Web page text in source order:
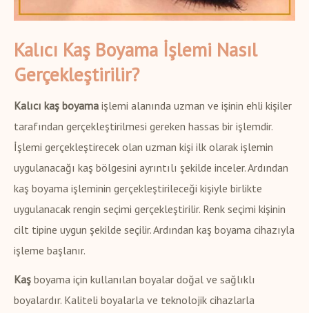
Kalıcı Kaş Boyama İşlemi Nasıl
Gerçekleştirilir?
Kalıcı kaş boyama işlemi alanında uzman ve işinin ehli kişiler
tarafından gerçekleştirilmesi gereken hassas bir işlemdir.
İşlemi gerçekleştirecek olan uzman kişi ilk olarak işlemin
uygulanacağı kaş bölgesini ayrıntılı şekilde inceler. Ardından
kaş boyama işleminin gerçekleştirileceği kişiyle birlikte
uygulanacak rengin seçimi gerçekleştirilir. Renk seçimi kişinin
cilt tipine uygun şekilde seçilir. Ardından kaş boyama cihazıyla
işleme başlanır.
Kaş boyama için kullanılan boyalar doğal ve sağlıklı
boyalardır. Kaliteli boyalarla ve teknolojik cihazlarla